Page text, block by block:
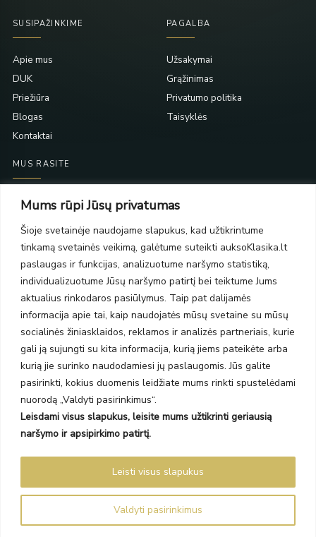
Mums rūpi Jūsų privatumas
Šioje svetainėje naudojame slapukus, kad užtikrintume
tinkamą svetainės veikimą, galėtume suteikti auksoKlasika.lt
paslaugas ir funkcijas, analizuotume naršymo statistiką,
individualizuotume Jūsų naršymo patirtį bei teiktume Jums
aktualius rinkodaros pasiūlymus. Taip pat dalijamės
informacija apie tai, kaip naudojatės mūsų svetaine su mūsų
socialinės žiniasklaidos, reklamos ir analizės partneriais, kurie
gali ją sujungti su kita informacija, kurią jiems pateikėte arba
kurią jie surinko naudodamiesi jų paslaugomis. Jūs galite
pasirinkti, kokius duomenis leidžiate mums rinkti spustelėdami
nuorodą „Valdyti pasirinkimus“.
Leisdami visus slapukus, leisite mums užtikrinti geriausią
naršymo ir apsipirkimo patirtį.
Valdyti pasirinkimus
Leisti visus slapukus
SUSIPAŽINKIME
Apie mus
DUK
Priežiūra
Blogas
Kontaktai
PAGALBA
Užsakymai
Grąžinimas
Privatumo politika
Taisyklės
MUS RASITE
Taikos pr. 139
PC Molas, Klaipėda
Taikos pr. 141
PC BIG 2, Klaipėda
Šilutės pl. 35
PC Banginis, Klaipėda
NAUJIENLAIŠKIS
Prenumeruokite ir gaukite pasiūlymus, naujienas bei riboto
leidimo kolekcijas.
Prenumeruodami sutinkate su Taisyklėmis ir Privatumo politika.
Auksoklasika.lt © 2026 Visos teisės saugomos